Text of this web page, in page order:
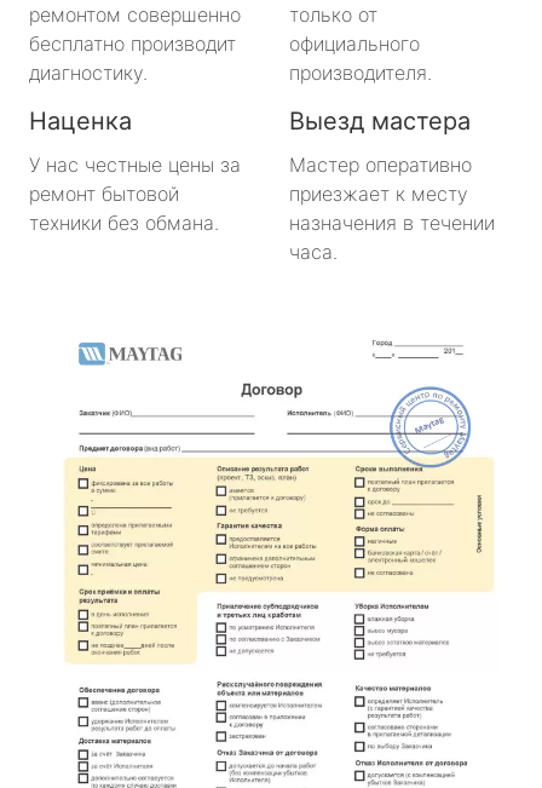
ремонтом совершенно
бесплатно производит
диагностику.
только от
официального
производителя.
Наценка
У нас честные цены за
ремонт бытовой
техники без обмана.
Выезд мастера
Мастер оперативно
приезжает к месту
назначения в течении
часа.